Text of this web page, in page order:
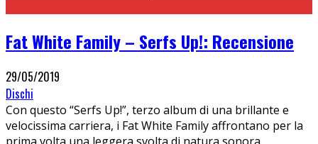
Fat White Family – Serfs Up!: Recensione
29/05/2019
Dischi
Con questo “Serfs Up!”, terzo album di una brillante e
velocissima carriera, i Fat White Family affrontano per la